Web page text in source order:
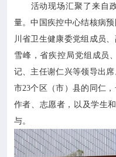
在线互动
政务公开
活动现场汇聚了来自
量。中国疾控中心结核病
川省卫生健康委党组成员
雪峰，省疾控局党组成员
记、主任谢仁兴等领导出
市23个区（市）县的同仁
作者、志愿者，以及学生
与。